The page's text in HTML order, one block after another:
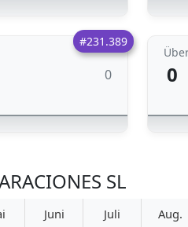
#231.389
0 0
SL
Juni Juli Aug.